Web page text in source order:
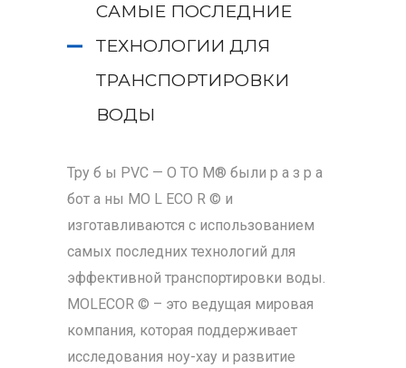
САМЫЕ ПОСЛЕДНИЕ
ТЕХНОЛОГИИ ДЛЯ
ТРАНСПОРТИРОВКИ
ВОДЫ
Тру б ы PVC — O TO M® были р а з р а
бот а ны MO L ECO R © и
изготавливаются с использованием
самых последних технологий для
эффективной транспортировки воды.
MOLECOR © – это ведущая мировая
компания, которая поддерживает
исследования ноу-хау и развитие